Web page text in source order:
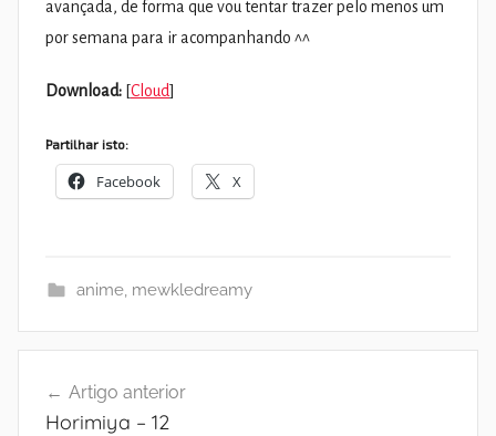
avançada, de forma que vou tentar trazer pelo menos um
por semana para ir acompanhando ^^
Download: [Cloud]
Partilhar isto:
Facebook X
anime, mewkledreamy
de
Artigo anterior
Horimiya – 12